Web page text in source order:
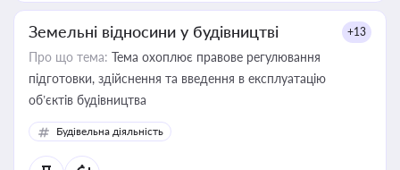
Земельні відносини у будівництві +13
Про що тема: Тема охоплює правове регулювання
підготовки, здійснення та введення в експлуатацію
об’єктів будівництва
Будівельна діяльність